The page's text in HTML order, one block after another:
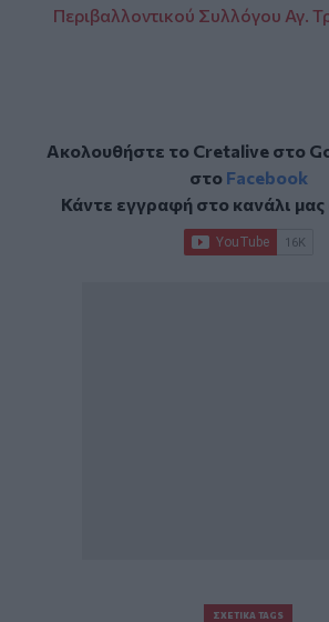
Περιβαλλοντικού Συλλόγου Αγ.
Ακολουθήστε το Cretalive στο
στο Facebook
Κάντε εγγραφή στο κανάλι
ΣΧΕΤΙΚΆ TAGS